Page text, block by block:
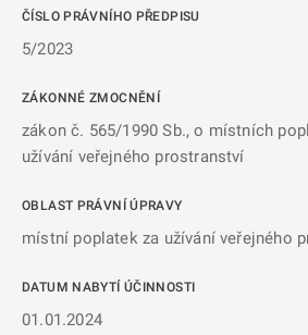
ČÍSLO PRÁVNÍHO PŘEDPISU
5/2023
ZÁKONNÉ ZMOCNĚNÍ
zákon č. 565/1990 Sb., o místních
užívání veřejného prostranství
OBLAST PRÁVNÍ ÚPRAVY
místní poplatek za užívání veřejného
DATUM NABYTÍ ÚČINNOSTI
01.01.2024